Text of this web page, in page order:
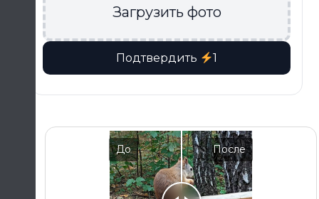
Загрузить фото
Подтвердить 1
До После